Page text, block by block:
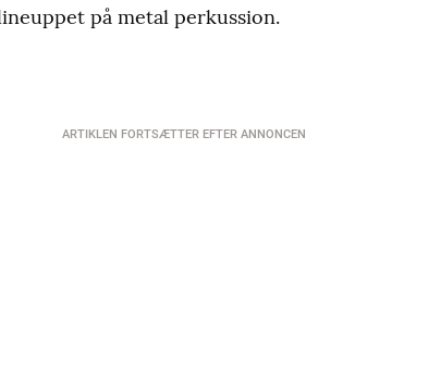
på metal perkussion.
ARTIKLEN FORTSÆTTER EFTER ANNONCEN